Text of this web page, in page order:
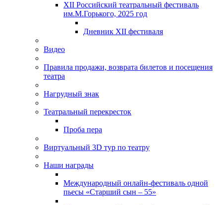
XII Российский театральный фестиваль
им.М.Горького, 2025 год
Дневник XII фестиваля
Видео
Правила продажи, возврата билетов и посещения
театра
Нагрудный знак
Театральный перекресток
Проба пера
Виртуальный 3D тур по театру
Наши награды
Международный онлайн-фестиваль одной
пьесы «Старший сын – 55»